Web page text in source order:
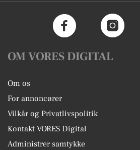
OM VORES DIGITAL
Om os
For annoncører
Vilkår og Privatlivspolitik
Kontakt VORES Digital
Administrer samtykke